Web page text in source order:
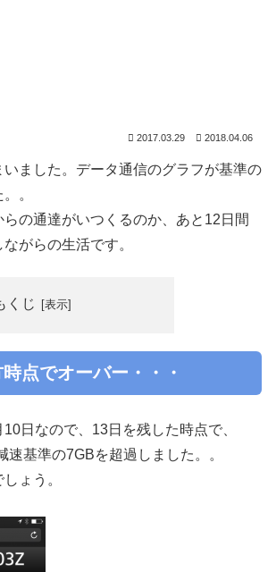
2017.03.29 2018.04.06
ました。データ通信のグラフが基準の
。
らの通達がいつくるのか、あと12日間
がらの生活です。
くじ
点でオーバー・・・
日なので、13日を残した時点で、
速基準の7GBを超過しました。。
ょう。